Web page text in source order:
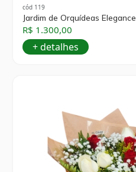
cód 119
Jardim de Orquídeas Elegance
R$ 1.300,00
+ detalhes